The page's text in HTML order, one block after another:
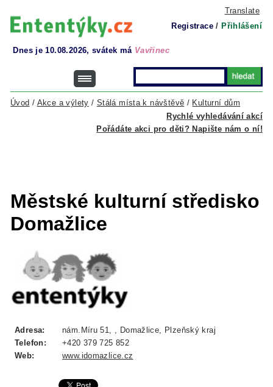
Translate
Registrace / Přihlášení
Dnes je 10.08.2026, svátek má Vavřinec
Rychlé vyhledávání akcí
Úvod / Akce a výlety / Stálá místa k návštěvě / Kulturní dům
Pořádáte akci pro děti? Napište nám o ní!
Městské kulturní středisko
Domažlice
Adresa:
nám.Míru 51, , Domažlice, Plzeňský kraj
Telefon:
+420 379 725 852
Web:
www.idomazlice.cz